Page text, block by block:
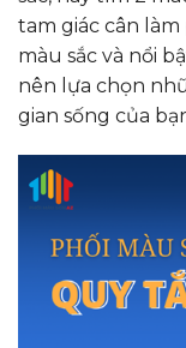
tam giác cân
màu sắc và nổi
nên lựa chọn
gian sống của